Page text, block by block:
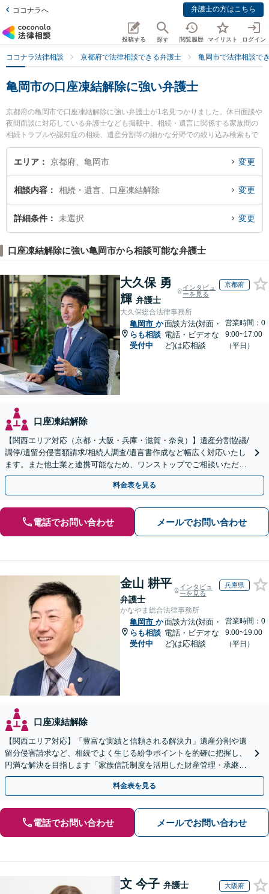
ココナラへ 弁護士の方はこちら
投稿する 探す 閲覧履歴 マイリスト ログイン
ココナラ法律相談 京都府で法律相談できる弁護士 亀岡市で法律相談で
亀岡市の口座凍結解除に強い弁護士
京都府の亀岡市で口座凍結解除に強い弁護士が1名見つかりました。休日面談や
夜間面談に対応している弁護士なども掲載中。相続・遺言に関係する家族間の
相続トラブルや認知症の相続、遺産分割等の細かな分野での絞り込み検索もで
き便利です。特に弁護士法人佐渡・藤本法律事務所 亀岡事務所の早川 将弁護士
のプロフィール情報や弁護士費用、強みなどが注目されています。『亀岡市で
『初回相談無料で口座凍結解除を法律相談できる亀岡市内の弁護士に相談予約
したい』などでお困りの相談者さんにおすすめです。
エリア 京都府、亀岡市 変更
相談内容 相続・遺言、口座凍結解除 変更
詳細条件 未選択 変更
口座凍結解除に強い亀岡市から相談可能な弁護士
大久保 勇
輝 弁護士
インタビュ
ーを見る
京都府
大久保総合法律事務所
亀岡市 か
らも相談
受付中
面談方法(対面・
電話・ビデオな
ど)は応相談
営業時間：0
9:00~17:00
（平日）
口座凍結解除
【関西エリア対応（京都・大阪・兵庫・滋賀・奈良）】遺産分割協議/
調停/遺留分侵害額請求/相続人調査/遺言書作成など幅広く対応いたし
ます。また他士業と連携可能なため、ワンストップでご相談いただけ
ます。【土日夜間対応】
料金表を見る
電話でお問い合わせ メールでお問い合わせ
金山 耕平
弁護士
インタビュ
ーを見る
兵庫県
かなやま総合法律事務所
亀岡市 か
らも相談
受付中
面談方法(対面・
電話・ビデオな
ど)は応相談
営業時間：0
9:00~19:00
（平日）
口座凍結解除
【関西エリア対応】「豊富な実績と信頼される解決力」遺産分割や遺
留分侵害請求など、相続でよく生じる紛争ポイントを的確に把握し、
円満な解決を目指します「家族信託制度を活用した財産管理・承継プ
ランのご提案」「次世代へ想いを託す円滑な事業承継」
料金表を見る
電話でお問い合わせ メールでお問い合わせ
文 今子 弁護士 大阪府